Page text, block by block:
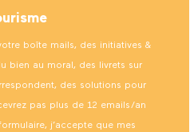
boîte mails, des initiatives &
bien au moral, des livrets sur
des solutions pour
pas plus de 12 emails/an
j’accepte que mes